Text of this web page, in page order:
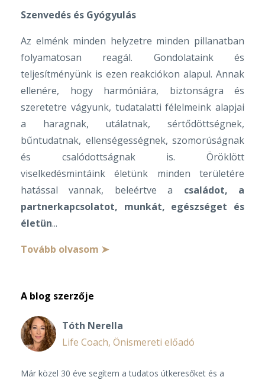
Szenvedés és Gyógyulás
Az elménk minden helyzetre minden pillanatban
folyamatosan reagál. Gondolataink és
teljesítményünk is ezen reakciókon alapul. Annak
ellenére, hogy harmóniára, biztonságra és
szeretetre vágyunk, tudatalatti félelmeink alapjai
a haragnak, utálatnak, sértődöttségnek,
bűntudatnak, ellenségességnek, szomorúságnak
és csalódottságnak is. Öröklött
viselkedésmintáink életünk minden területére
hatással vannak, beleértve a családot, a
partnerkapcsolatot, munkát, egészséget és
életün...
Tovább olvasom ➤
A blog szerzője
Tóth Nerella
Life Coach, Önismereti előadó
Már közel 30 éve segítem a tudatos útkeresőket és a